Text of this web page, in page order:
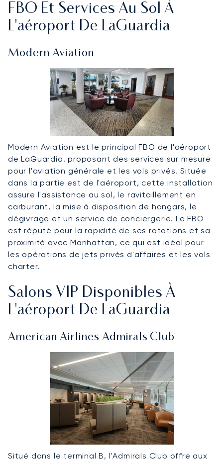
FBO Et Services Au Sol À
L'aéroport De LaGuardia
Modern Aviation
Modern Aviation est le principal FBO de l'aéroport
de LaGuardia, proposant des services sur mesure
pour l'aviation générale et les vols privés. Située
dans la partie est de l'aéroport, cette installation
assure l'assistance au sol, le ravitaillement en
carburant, la mise à disposition de hangars, le
dégivrage et un service de conciergerie. Le FBO
est réputé pour la rapidité de ses rotations et sa
proximité avec Manhattan, ce qui est idéal pour
les opérations de jets privés d'affaires et les vols
charter.
Salons VIP Disponibles À
L'aéroport De LaGuardia
American Airlines Admirals Club
Situé dans le terminal B, l'Admirals Club offre aux